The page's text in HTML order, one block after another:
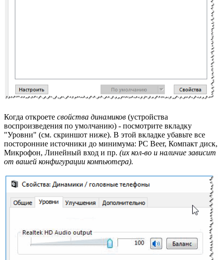
Когда откроете свойства динамиков (устройства
воспроизведения по умолчанию) - посмотрите вкладку
"Уровни" (см. скриншот ниже). В этой вкладке убавьте все
посторонние источники до минимума: PC Beer, Компакт диск,
Микрофон, Линейный вход и пр. (их кол-во и наличие зависит
от вашей конфигурации компьютера).